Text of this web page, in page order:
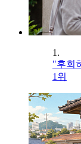
1.
"후회
1위